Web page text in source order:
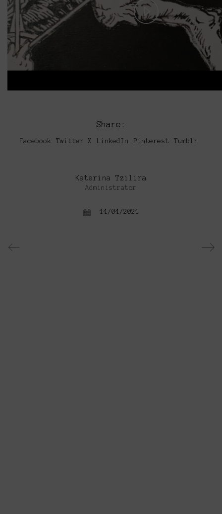
Play
Share:
Facebook Twitter X LinkedIn Pinterest Tumblr
Katerina Tzilira
Administrator
14/04/2021